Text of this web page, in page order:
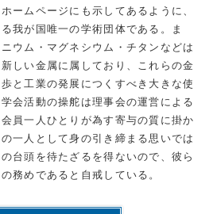
ームページにも示してあるように、
我が国唯一の学術団体である。ま
ウム・マグネシウム・チタンなどは
しい金属に属しており、これらの金
と工業の発展につくすべき大きな使
会活動の操舵は理事会の運営による
員一人ひとりが為す寄与の質に掛か
一人として身の引き締まる思いでは
台頭を待たざるを得ないので、彼ら
務めであると自戒している。